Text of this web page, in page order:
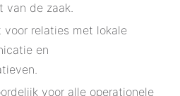
van de zaak.
relaties met lokale
en
voor alle operationele